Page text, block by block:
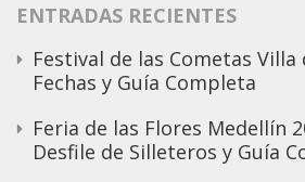
ENTRADAS RECIENTES
Festival de las Cometas Villa
Fechas y Guía Completa
Feria de las Flores Medellín
Desfile de Silleteros y Guía